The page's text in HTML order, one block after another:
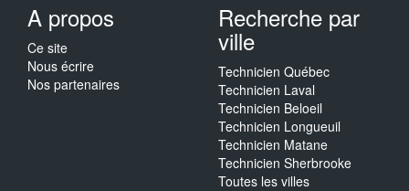
A propos
Ce site
Nous écrire
Nos partenaires
Recherche par
ville
Technicien Québec
Technicien Laval
Technicien Beloeil
Technicien Longueuil
Technicien Matane
Technicien Sherbrooke
Toutes les villes